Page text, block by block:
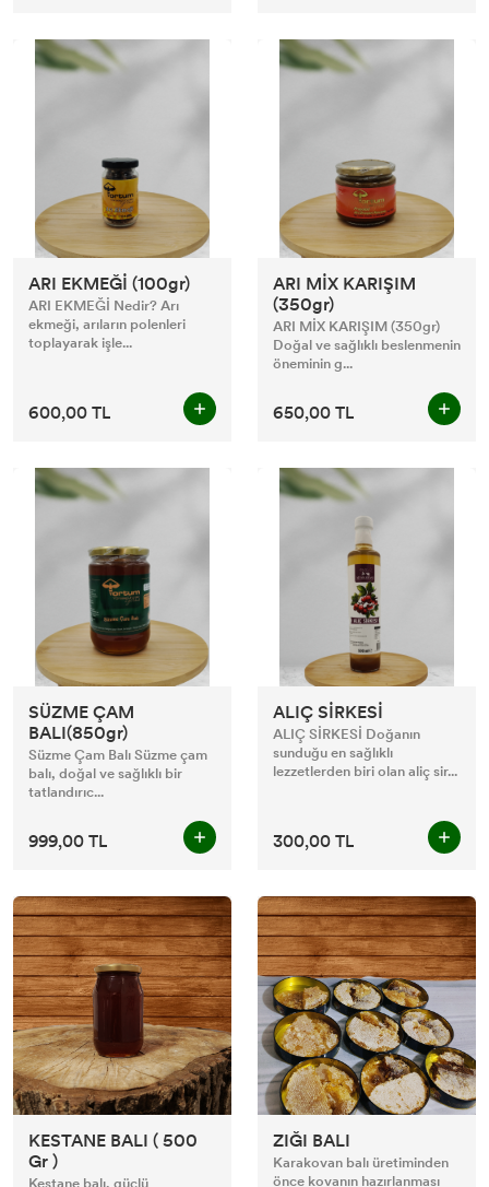
ARI EKMEĞİ (100gr)
ARI EKMEĞİ Nedir? Arı
ekmeği, arıların polenleri
toplayarak işle...
600,00 TL
ARI MİX KARIŞIM
(350gr)
ARI MİX KARIŞIM (350gr)
Doğal ve sağlıklı beslenmenin
öneminin g...
650,00 TL
SÜZME ÇAM
BALI(850gr)
Süzme Çam Balı Süzme çam
balı, doğal ve sağlıklı bir
tatlandırıc...
999,00 TL
ALIÇ SİRKESİ
ALIÇ SİRKESİ Doğanın
sunduğu en sağlıklı
lezzetlerden biri olan aliç sir...
300,00 TL
KESTANE BALI ( 500
Gr )
ZIĞI BALI
Karakovan balı üretiminden
önce kovanın hazırlanması